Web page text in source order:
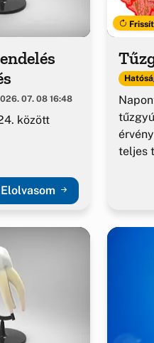
07. 08 16:48
között
Elolvasom
teljes